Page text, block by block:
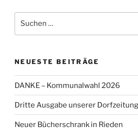
nach:
NEUESTE BEITRÄGE
DANKE – Kommunalwahl 2026
Dritte Ausgabe unserer Dorfzeitung
Neuer Bücherschrank in Rieden